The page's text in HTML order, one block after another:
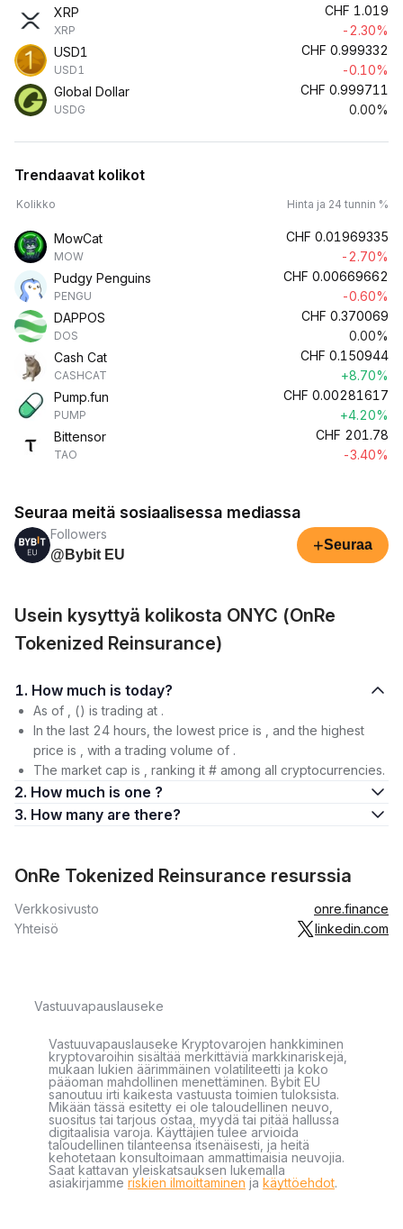
XRP
XRP
CHF 1.019
-2.30%
USD1
USD1
CHF 0.999332
-0.10%
Global Dollar
USDG
CHF 0.999711
0.00%
Trendaavat kolikot
Kolikko Hinta ja 24 tunnin %
MowCat
MOW
CHF 0.01969335
-2.70%
Pudgy Penguins
PENGU
CHF 0.00669662
-0.60%
DAPPOS
DOS
CHF 0.370069
0.00%
Cash Cat
CASHCAT
CHF 0.150944
+8.70%
Pump.fun
PUMP
CHF 0.00281617
+4.20%
Bittensor
TAO
CHF 201.78
-3.40%
Seuraa meitä sosiaalisessa mediassa
Followers
@Bybit EU
+Seuraa
Usein kysyttyä kolikosta ONYC (OnRe
Tokenized Reinsurance)
1. How much is today?
As of , () is trading at .
In the last 24 hours, the lowest price is , and the highest
price is , with a trading volume of .
The market cap is , ranking it # among all cryptocurrencies.
2. How much is one ?
3. How many are there?
OnRe Tokenized Reinsurance resurssia
Verkkosivusto
onre.finance
Yhteisö
linkedin.com
Vastuuvapauslauseke
Vastuuvapauslauseke Kryptovarojen hankkiminen
kryptovaroihin sisältää merkittäviä markkinariskejä,
mukaan lukien äärimmäinen volatiliteetti ja koko
pääoman mahdollinen menettäminen. Bybit EU
sanoutuu irti kaikesta vastuusta toimien tuloksista.
Mikään tässä esitetty ei ole taloudellinen neuvo,
suositus tai tarjous ostaa, myydä tai pitää hallussa
digitaalisia varoja. Käyttäjien tulee arvioida
taloudellinen tilanteensa itsenäisesti, ja heitä
kehotetaan konsultoimaan ammattimaisia neuvojia.
Saat kattavan yleiskatsauksen lukemalla
asiakirjamme riskien ilmoittaminen ja käyttöehdot.